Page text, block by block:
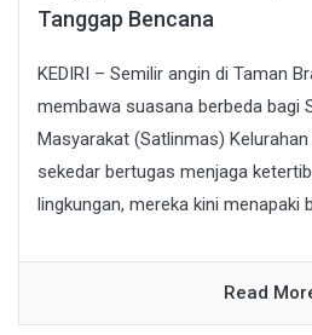
Tanggap Bencana
KEDIRI – Semilir angin di Taman
membawa suasana berbeda bagi
Masyarakat (Satlinmas)
sekedar bertugas menjaga
lingkungan, mereka kini menapaki
Read